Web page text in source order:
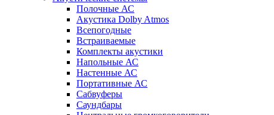
Полочные АС
Акустика Dolby Atmos
Всепогодные
Встраиваемые
Комплекты акустики
Напольные АС
Настенные АС
Портативные АС
Сабвуферы
Саундбары